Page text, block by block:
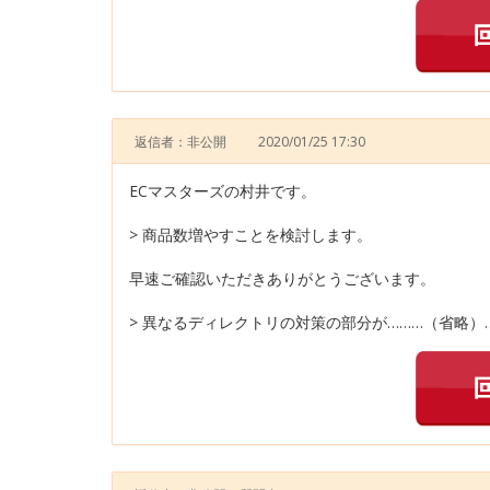
返信者：非公開 2020/01/25 17:30
ECマスターズの村井です。
> 商品数増やすことを検討します。
早速ご確認いただきありがとうございます。
> 異なるディレクトリの対策の部分が………（省略